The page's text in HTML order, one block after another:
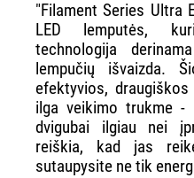
"Filament Series Ultra
LED lemputės,
technologija
lempučių išvaizda.
efektyvios,
ilga veikimo trukme
dvigubai ilgiau nei
reiškia, kad jas
sutaupysite ne tik